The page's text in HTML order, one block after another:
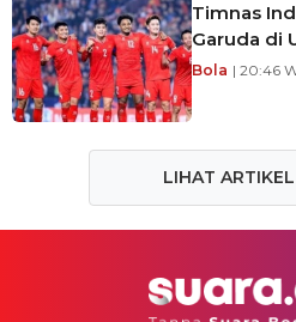
Timnas
Garuda di
Bola | 20:46
LIHAT